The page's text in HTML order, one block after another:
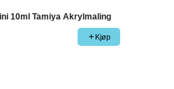
10ml Tamiya Akrylmaling
Kjøp